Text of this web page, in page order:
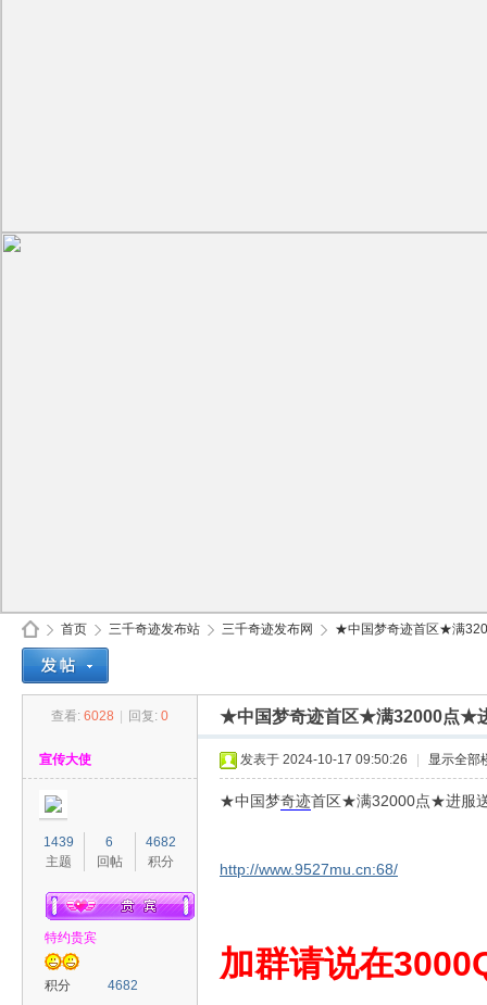
首页
›
三千奇迹发布站 三千奇迹发布网
›
★中国梦奇迹首区★满
查看: 6028 回复: 0 ★中国梦奇迹首区★满32000点★
宣传大使
1439
主题
6
回帖
4682
积分
特约贵宾
积分
4682
发表于 2024-10-17 09:50:26 显示全部
★中国梦奇迹首区★满32000点★进服
http://www.9527mu.cn:68/
加群请说在